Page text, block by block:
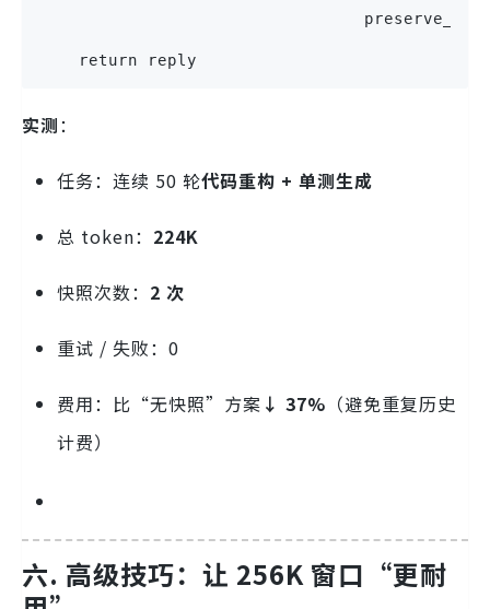
    return reply
实测：
任务：连续 50 轮代码重构 + 单测生成
总 token： 224K
快照次数： 2 次
重试 / 失败：0
费用：比“无快照”方案 ↓ 37% （避免重复历史
计费）
六. 高级技巧：让 256K 窗口“更耐